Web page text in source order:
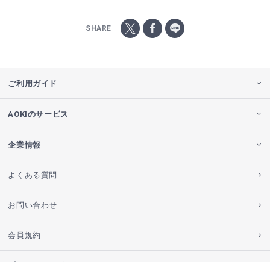
SHARE
ご利用ガイド
AOKIのサービス
企業情報
よくある質問
お問い合わせ
会員規約